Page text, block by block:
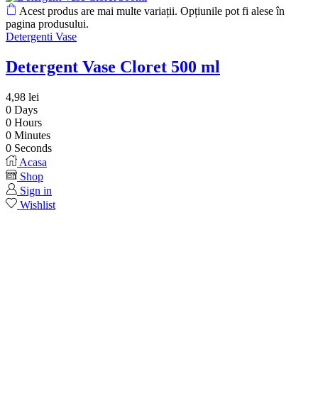
Acest produs are mai multe variații. Opțiunile pot fi alese în
pagina produsului.
Detergenti Vase
Detergent Vase Cloret 500 ml
4,98 lei
0 Days
0 Hours
0 Minutes
0 Seconds
Acasa
Shop
Sign in
Wishlist